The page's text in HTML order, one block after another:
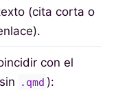
(cita corta o
con el
.qmd ):